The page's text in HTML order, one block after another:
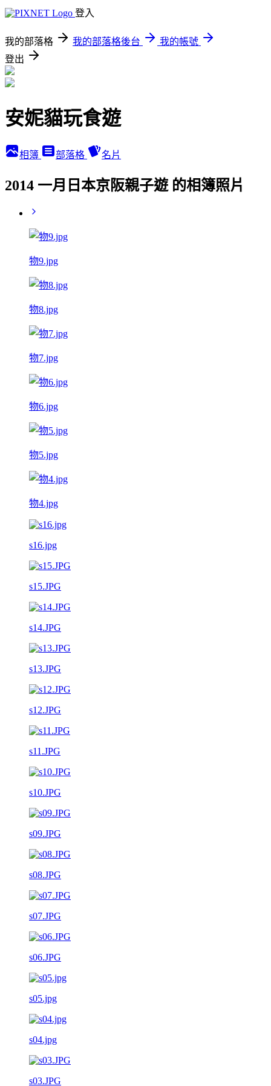
登入
我的部落格 我的部落格後台
我的帳號
登出
安妮貓玩食遊
相簿 部落格 名片
2014 一月日本京阪親子遊 的相簿照片
物9.jpg
物8.jpg
物7.jpg
物6.jpg
物5.jpg
物4.jpg
s16.jpg
s15.JPG
s14.JPG
s13.JPG
s12.JPG
s11.JPG
s10.JPG
s09.JPG
s08.JPG
s07.JPG
s06.JPG
s05.jpg
s04.jpg
s03.JPG